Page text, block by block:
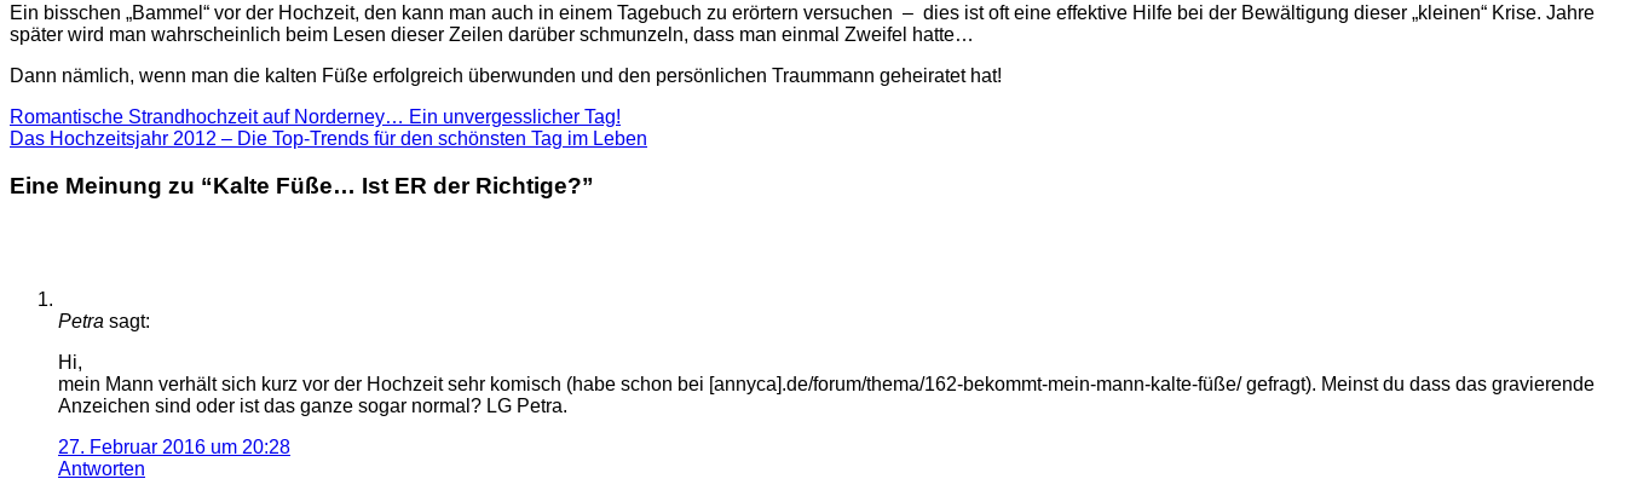
Ein bisschen „Bammel“ vor der Hochzeit, den kann man auch in einem Tagebuch zu erörtern versuchen – dies ist oft eine effektive Hilfe bei der Bewältigung dieser „kleinen“ Krise. Jahre
später wird man wahrscheinlich beim Lesen dieser Zeilen darüber schmunzeln, dass man einmal Zweifel hatte…
Dann nämlich, wenn man die kalten Füße erfolgreich überwunden und den persönlichen Traummann geheiratet hat!
Romantische Strandhochzeit auf Norderney… Ein unvergesslicher Tag!
Das Hochzeitsjahr 2012 – Die Top-Trends für den schönsten Tag im Leben
Eine Meinung zu “Kalte Füße… Ist ER der Richtige?”
Petra sagt:
Hi,
mein Mann verhält sich kurz vor der Hochzeit sehr komisch (habe schon bei [annyca].de/forum/thema/162-bekommt-mein-mann-kalte-füße/ gefragt). Meinst du dass das gravierende
Anzeichen sind oder ist das ganze sogar normal? LG Petra.
27. Februar 2016 um 20:28
Antworten